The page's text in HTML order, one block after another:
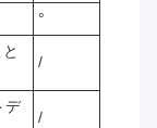
°
/
デ
/